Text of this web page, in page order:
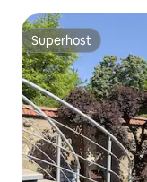
Superhost
Superhost